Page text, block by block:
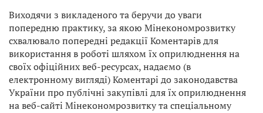
Виходячи з викладеного та беручи до уваги
попередню практику, за якою Мінекономроз­витку
схвалювало попередні редакції Коментарів для
використання в роботі шляхом їх опри­люднення на
своїх офіційних веб-ресурсах, надаємо (в
електронному вигляді) Коментарі до законодавства
України про публічні закупівлі для їх оприлюднення
на веб-сайті Мінекономрозвитку та спеціальному